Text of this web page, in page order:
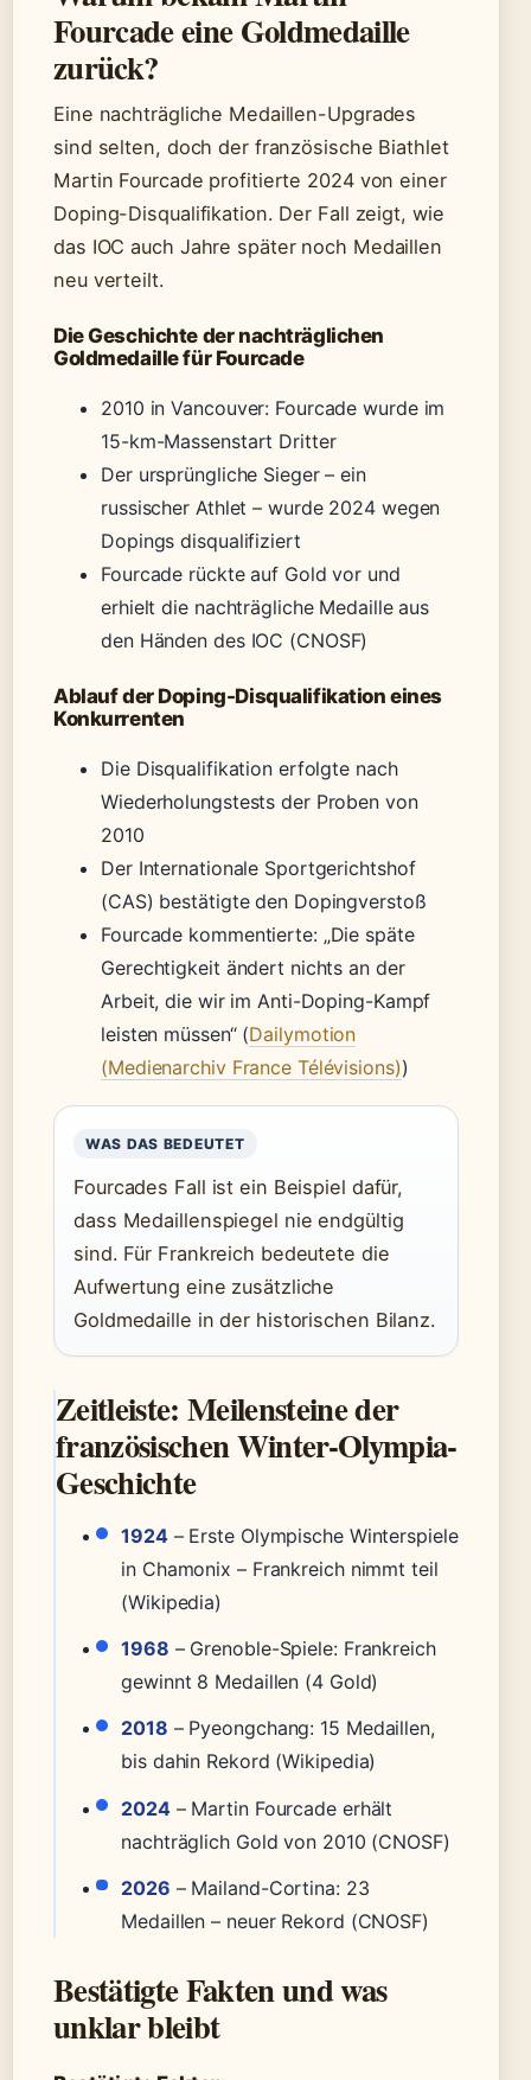
Fourcade eine Goldmedaille
zurück?
Eine nachträgliche Medaillen-Upgrades
sind selten, doch der französische Biathlet
Martin Fourcade profitierte 2024 von einer
Doping-Disqualifikation. Der Fall zeigt, wie
das IOC auch Jahre später noch Medaillen
neu verteilt.
Die Geschichte der nachträglichen
Goldmedaille für Fourcade
2010 in Vancouver: Fourcade wurde im
15-km-Massenstart Dritter
Der ursprüngliche Sieger – ein
russischer Athlet – wurde 2024 wegen
Dopings disqualifiziert
Fourcade rückte auf Gold vor und
erhielt die nachträgliche Medaille aus
den Händen des IOC (CNOSF)
Ablauf der Doping-Disqualifikation eines
Konkurrenten
Die Disqualifikation erfolgte nach
Wiederholungstests der Proben von
2010
Der Internationale Sportgerichtshof
(CAS) bestätigte den Dopingverstoß
Fourcade kommentierte: „Die späte
Gerechtigkeit ändert nichts an der
Arbeit, die wir im Anti-Doping-Kampf
leisten müssen“ (Dailymotion
(Medienarchiv France Télévisions))
WAS DAS BEDEUTET
Fourcades Fall ist ein Beispiel dafür,
dass Medaillenspiegel nie endgültig
sind. Für Frankreich bedeutete die
Aufwertung eine zusätzliche
Goldmedaille in der historischen Bilanz.
Zeitleiste: Meilensteine der
französischen Winter-Olympia-
Geschichte
1924– Erste Olympische Winterspiele
in Chamonix – Frankreich nimmt teil
(Wikipedia)
1968 – Grenoble-Spiele: Frankreich
gewinnt 8 Medaillen (4 Gold)
2018 – Pyeongchang: 15 Medaillen,
bis dahin Rekord (Wikipedia)
2024– Martin Fourcade erhält
nachträglich Gold von 2010 (CNOSF)
2026 – Mailand-Cortina: 23
Medaillen – neuer Rekord (CNOSF)
Bestätigte Fakten und was
unklar bleibt